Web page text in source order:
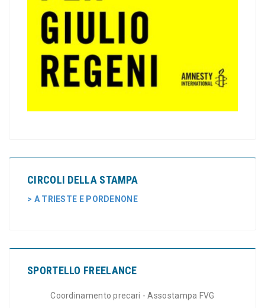
CIRCOLI DELLA STAMPA
> A TRIESTE E PORDENONE
SPORTELLO FREELANCE
Coordinamento precari - Assostampa FVG